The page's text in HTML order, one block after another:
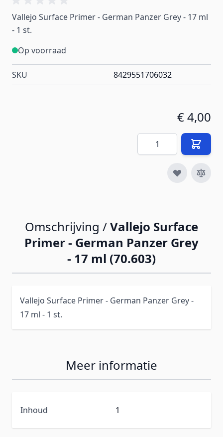
Vallejo Surface Primer - German Panzer Grey - 17 ml
- 1 st.
Op voorraad
SKU 8429551706032
€ 4,00
Aantal
Omschrijving /Vallejo Surface
Primer - German Panzer Grey
- 17 ml (70.603)
Vallejo Surface Primer - German Panzer Grey -
17 ml - 1 st.
Meer informatie
Inhoud 1